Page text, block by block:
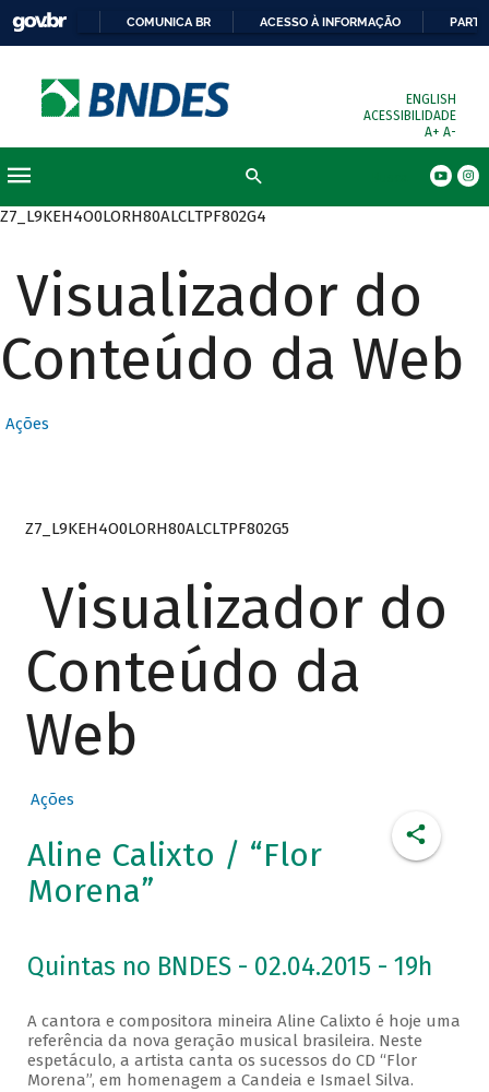
COMUNICA BR ACESSO À INFORMAÇÃO
ENGLISH
ACESSIBILIDADE
A+ A-
Z7_L9KEH4O0LORH80ALCLTPF802G4
Visualizador do
Conteúdo da Web
Ações
Z7_L9KEH4O0LORH80ALCLTPF802G5
Visualizador do
Conteúdo da
Web
Ações
Aline Calixto / “Flor
Morena”
Quintas no BNDES - 02.04.2015 - 19h
A cantora e compositora mineira Aline Calixto é hoje uma
referência da nova geração musical brasileira. Neste
espetáculo, a artista canta os sucessos do CD “Flor
Morena”, em homenagem a Candeia e Ismael Silva.